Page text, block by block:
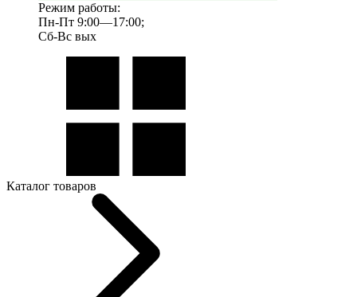
Режим работы:
Пн-Пт 9:00—17:00;
Сб-Вс вых
Каталог товаров